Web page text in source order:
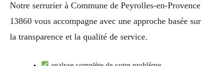
Notre serrurier à Commune de Peyrolles-en-Provence
13860 vous accompagne avec une approche basée sur
la transparence et la qualité de service.